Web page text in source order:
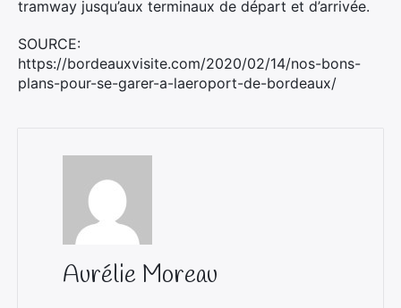
tramway jusqu’aux terminaux de départ et d’arrivée.
SOURCE:
https://bordeauxvisite.com/2020/02/14/nos-bons-
plans-pour-se-garer-a-laeroport-de-bordeaux/
Aurélie Moreau